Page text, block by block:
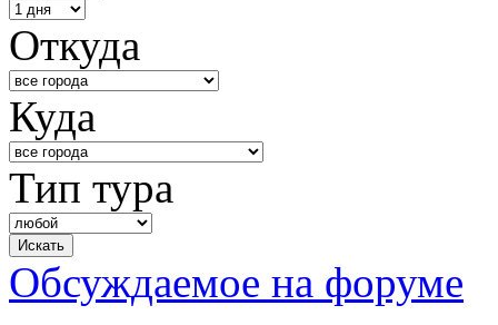
Откуда
Куда
Тип тура
Обсуждаемое на форуме